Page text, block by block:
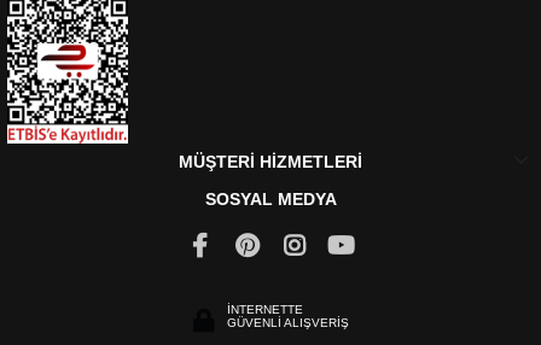
MÜŞTERİ HİZMETLERİ
SOSYAL MEDYA
İNTERNETTE
GÜVENLİ ALIŞVERİŞ